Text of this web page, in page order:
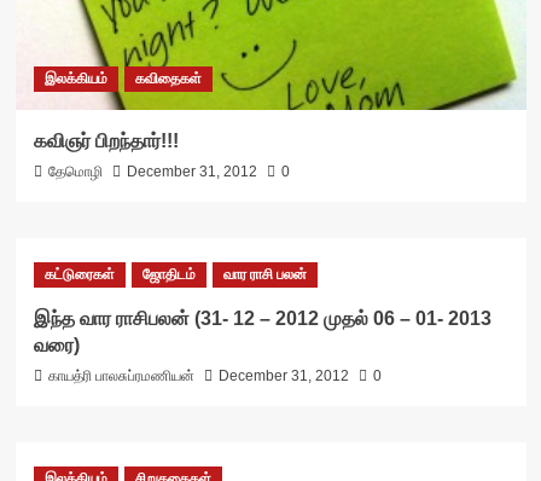
இலக்கியம் கவிதைகள்
கவிஞர் பிறந்தார்!!!
தேமொழி December 31, 2012 0
கட்டுரைகள் ஜோதிடம் வார ராசி பலன்
இந்த வார ராசிபலன் (31- 12 – 2012 முதல் 06 – 01- 2013
வரை)
காயத்ரி பாலசுப்ரமணியன் December 31, 2012 0